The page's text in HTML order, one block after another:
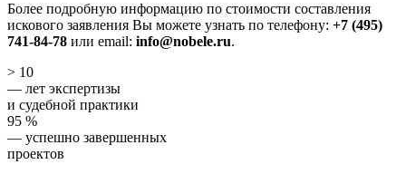
Более подробную информацию по стоимости составления
искового заявления Вы можете узнать по телефону: +7 (495)
741-84-78 или email: info@nobele.ru.
> 10
— лет экспертизы
и судебной практики
95 %
— успешно завершенных
проектов